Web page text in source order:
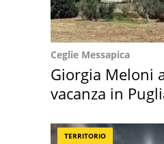
Ceglie Messapica
Giorgia Meloni
vacanza in
TERRITORIO